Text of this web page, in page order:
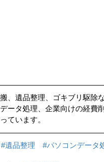
、遺品整理、ゴキブリ駆除
ータ処理、企業向けの経費
ています。
#遺品整理 #パソコンデータ